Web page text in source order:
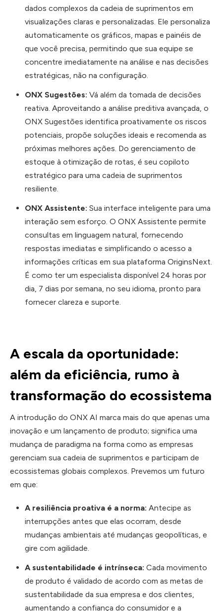
dados complexos da cadeia de suprimentos em
visualizações claras e personalizadas. Ele personaliza
automaticamente os gráficos, mapas e painéis de
que você precisa, permitindo que sua equipe se
concentre imediatamente na análise e nas decisões
estratégicas, não na configuração.
ONX Sugestões: Vá além da tomada de decisões
reativa. Aproveitando a análise preditiva avançada, o
ONX Sugestões identifica proativamente os riscos
potenciais, propõe soluções ideais e recomenda as
próximas melhores ações. Do gerenciamento de
estoque à otimização de rotas, é seu copiloto
estratégico para uma cadeia de suprimentos
resiliente.
ONX Assistente: Sua interface inteligente para uma
interação sem esforço. O ONX Assistente permite
consultas em linguagem natural, fornecendo
respostas imediatas e simplificando o acesso a
informações críticas em sua plataforma OriginsNext.
É como ter um especialista disponível 24 horas por
dia, 7 dias por semana, no seu idioma, pronto para
fornecer clareza e suporte.
A escala da oportunidade:
além da eficiência, rumo à
transformação do ecossistema
A introdução do ONX AI marca mais do que apenas uma
inovação e um lançamento de produto; significa uma
mudança de paradigma na forma como as empresas
gerenciam sua cadeia de suprimentos e participam de
ecossistemas globais complexos. Prevemos um futuro
em que:
A resiliência proativa é a norma: Antecipe as
interrupções antes que elas ocorram, desde
mudanças ambientais até mudanças geopolíticas, e
gire com agilidade.
A sustentabilidade é intrínseca: Cada movimento
de produto é validado de acordo com as metas de
sustentabilidade da sua empresa e dos clientes,
aumentando a confiança do consumidor e a